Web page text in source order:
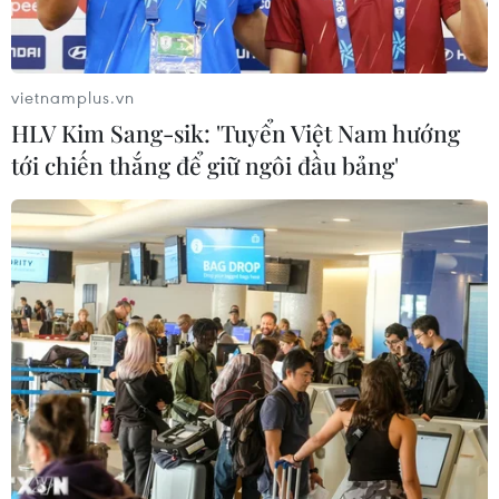
Trung Quốc: Cảnh sát Hong Kong,
Macau triệt phá vụ lừa đảo đầu tư
Fun Coffee
lương thực nghiêm trọng do thiếu
hụt viện trợ
05/08/2026 06:41
Italy nâng báo động đỏ trên toàn bộ
27 thành phố do nắng nóng kỷ lục
05/08/2026 06:31
vietnamplus.vn
HLV Kim Sang-sik: 'Tuyển Việt Nam hướng
tới chiến thắng để giữ ngôi đầu bảng'